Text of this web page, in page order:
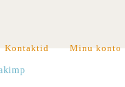
Kontaktid Minu konto